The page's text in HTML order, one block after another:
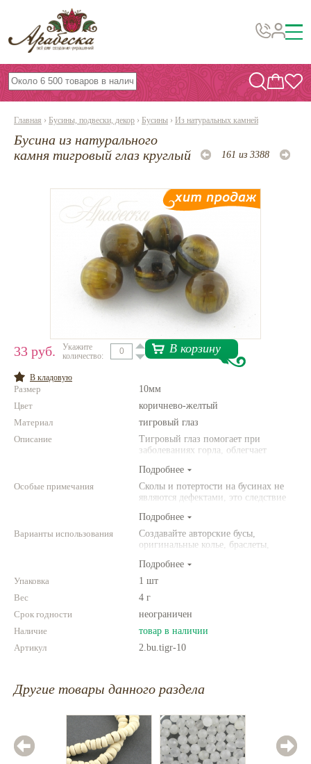
Бусины, подвески, декор
Бисер
Фурнитура
Инструменты и материалы
Эпоксидная смола
Шнуры, ленты, нитки
По темам и сезонам
Бисер TOHO
Нетемнеющая фурнитура
Всё для вышивки
Проволока
Натуральные камни
Каталог
Фотофорум
Главная › Бусины, подвески, декор › Бусины › Из натуральных камней
Бусина из натурального
камня тигровый глаз круглый
161 из 3388
33 руб.
Укажите
количество:
В корзину
В кладовую
Размер
10мм
Цвет
коричнево-желтый
Материал
тигровый глаз
Описание
Тигровый глаз помогает при
заболеваниях горла, облегчает
тигровый глаз привлекает к своему
владельцу симпатию окружающих,
он наделяет дополнительным
Считается камнем-оберегом.
Подробнее
Особые примечания
Сколы и потертости на бусинах не
являются дефектами, это следствие
природного камня. Цвет и размер
товара может отличаться от
представленных на фото.
Подробнее
Варианты использования
Создавайте авторские бусы,
оригинальные колье, браслеты,
Комбинируйте различные цвета и
размеры. Фантазируйте!
Подробнее
Упаковка
1 шт
Вес
4 г
Срок годности
неограничен
Наличие
товар в наличии
Артикул
2.bu.tigr-10
Другие товары данного раздела